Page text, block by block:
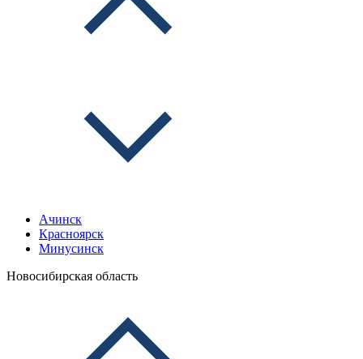
Ачинск
Красноярск
Минусинск
Новосибирская область